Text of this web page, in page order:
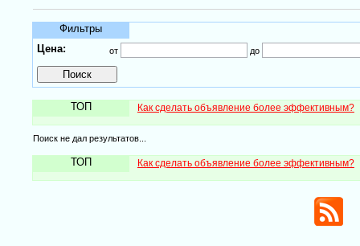
Фильтры
Цена:
от до
ТОП Как сделать объявление более эффективным?
Поиск не дал результатов...
ТОП Как сделать объявление более эффективным?